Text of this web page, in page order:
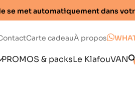
se met automatiquement dans
Carte cadeauÀ propos
PROMOS & packsLe KlafouVAN